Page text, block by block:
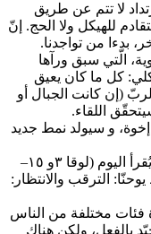
لا تتم عن طريق
للهيكل ولا الحج. إنّ
بدءا من تواجدنا.
الّتي سبق ورآها
كلي: كل ما كان يعيق
(إن كانت الجبال أو
اللقاء.
و سيولد نمط جديد
قي الجزء الثاني من المقطع الإنجيلي الّذي يُقرأ اليوم (لوقا ٣و ١٥–
الترقب والانتظار:
مختلفة من الناس
بالفعل، ولكن هناك